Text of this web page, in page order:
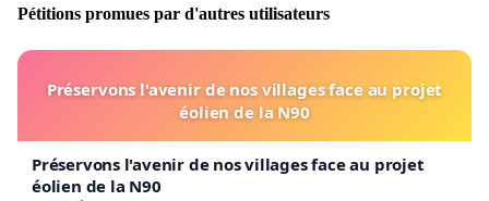
fragile, cette décision pourrait nuire à la rétention du
personnel et à la stabilité des équipes.
Nous demandons au CISSS des Laurentides de :
Pétitions promues par d'autres utilisateurs
Préservons l'avenir de nos villages face au projet
éolien de la N90
Préservons l'avenir de nos villages face au projet
éolien de la N90